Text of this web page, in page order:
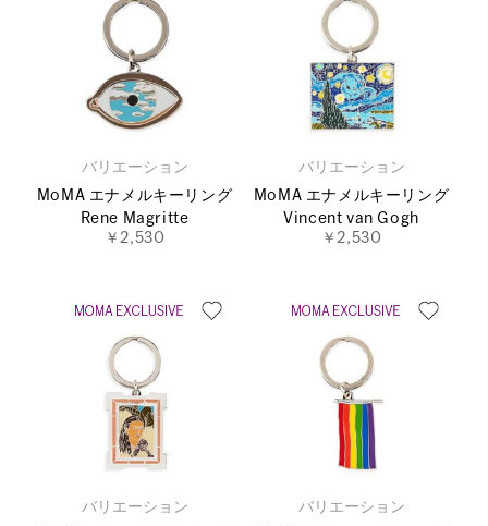
バリエーション
MoMA エナメルキーリング
Rene Magritte
￥2,530
バリエーション
MoMA エナメルキーリング
Vincent van Gogh
￥2,530
バリエーション
バリエーション